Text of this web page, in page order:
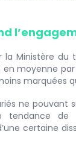
la Ministère
moyenne
marquées
ne
de
certaine